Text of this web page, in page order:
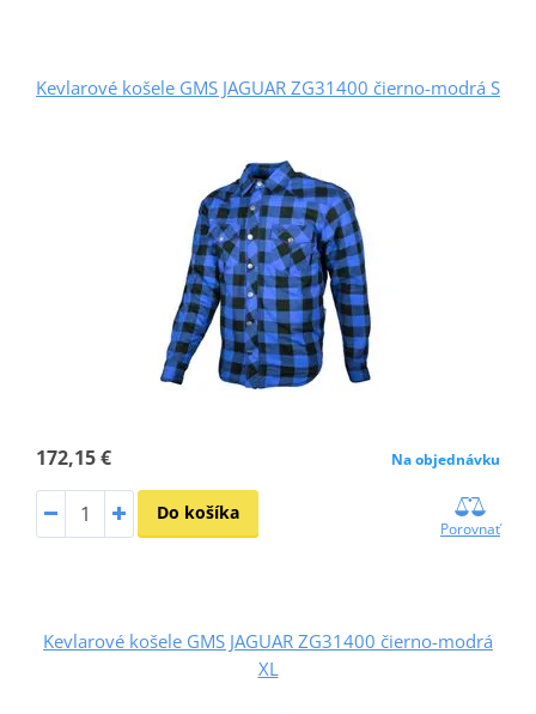
Kevlarové košele GMS JAGUAR ZG31400 čierno-modrá S
172,15 € Na objednávku
Do košíka
Porovnať
Kevlarové košele GMS JAGUAR ZG31400 čierno-modrá
XL